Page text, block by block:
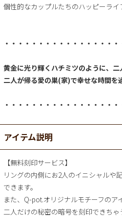
個性的なカップルたちのハッピーライ
・・・・・・・・・・・・・・・・・
黄金に光り輝くハチミツのように、二
二人が帰る愛の巣(家)で幸せな時間を
・・・・・・・・・・・・・・・・・
アイテム説明
【無料刻印サービス】
リングの内側にお2人のイニシャルや
できます。
また、Q-pot.オリジナルモチーフのア
二人だけの秘密の暗号を刻印できちゃ